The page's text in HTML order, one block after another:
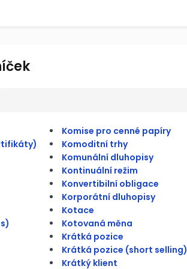
Komise pro cenné papíry
Komoditní trhy
Komunální dluhopisy
Kontinuální režim
Konvertibilní obligace
Korporátní dluhopisy
Kotace
Kotovaná měna
Krátká pozice
Krátká pozice (short selling)
Krátký klient